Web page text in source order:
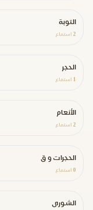
التوبة
2 استماع
الحجر
1 استماع
الأنعام
2 استماع
الحجرات و ق
0 استماع
الشورى